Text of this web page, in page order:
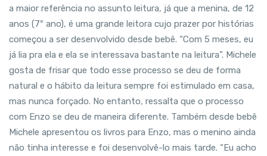
a maior referência no assunto leitura, já que a menina, de 12
anos (7º ano), é uma grande leitora cujo prazer por histórias
começou a ser desenvolvido desde bebê. “Com 5 meses, eu
já lia pra ela e ela se interessava bastante na leitura”. Michele
gosta de frisar que todo esse processo se deu de forma
natural e o hábito da leitura sempre foi estimulado em casa,
mas nunca forçado. No entanto, ressalta que o processo
com Enzo se deu de maneira diferente. Também desde bebê
Michele apresentou os livros para Enzo, mas o menino ainda
não tinha interesse e foi desenvolvê-lo mais tarde. “Eu acho